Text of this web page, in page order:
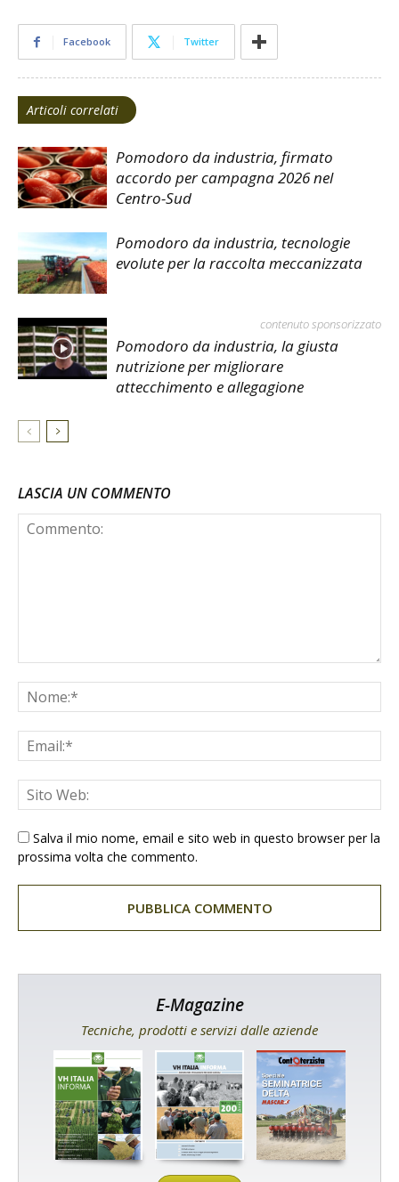
Facebook Twitter
Articoli correlati
Pomodoro da industria, firmato
accordo per campagna 2026 nel
Centro-Sud
Pomodoro da industria, tecnologie
evolute per la raccolta meccanizzata
contenuto sponsorizzato
Pomodoro da industria, la giusta
nutrizione per migliorare
attecchimento e allegagione
LASCIA UN COMMENTO
Salva il mio nome, email e sito web in questo browser per la
prossima volta che commento.
E-Magazine
Tecniche, prodotti e servizi dalle aziende